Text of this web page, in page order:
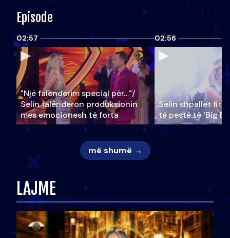
Episode
02:57
"Një falenderim special për…"/
Selin falënderon produksionin
mes emocionesh të forta
02:56
Selin shpallet
të pestë të ‘Big
më shumë →
LAJME